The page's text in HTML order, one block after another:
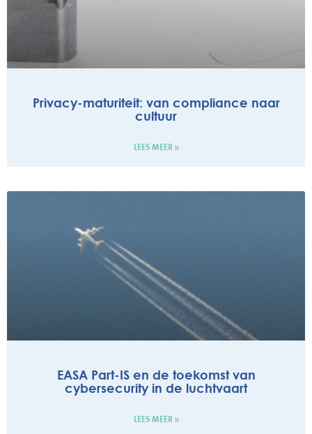
Privacy-maturiteit: van compliance naar
cultuur
LEES MEER »
EASA Part-IS en de toekomst van
cybersecurity in de luchtvaart
LEES MEER »